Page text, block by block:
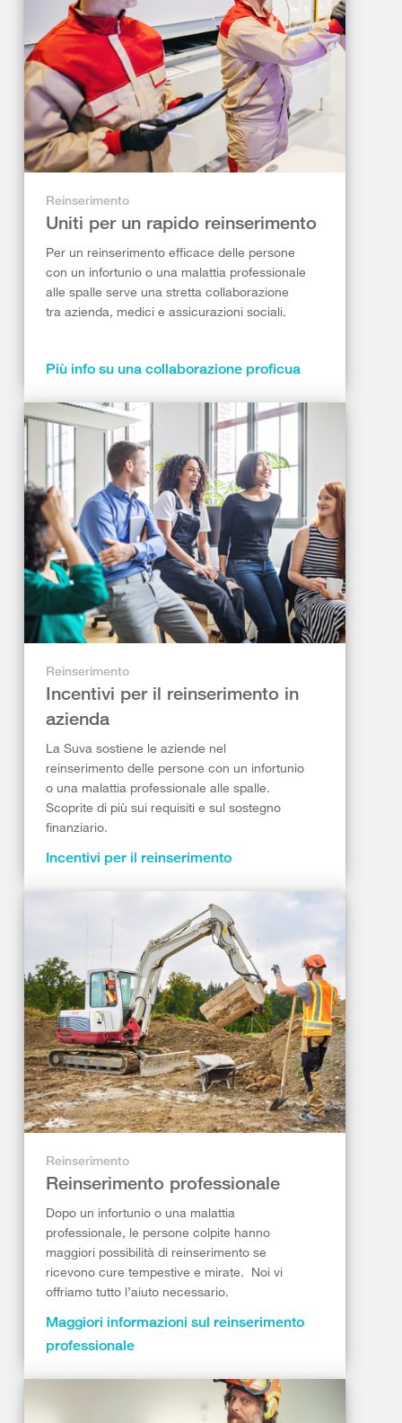
Reinserimento
Uniti per un rapido reinserimento
Per un reinserimento efficace delle persone
con un infortunio o una malattia professionale
alle spalle serve una stretta collaborazione
tra azienda, medici e assicurazioni sociali.
Più info su una collaborazione proficua
Reinserimento
Incentivi per il reinserimento in
azienda
La Suva sostiene le aziende nel
reinserimento delle persone con un infortunio
o una malattia professionale alle spalle.
Scoprite di più sui requisiti e sul sostegno
finanziario.
Incentivi per il reinserimento
Reinserimento
Reinserimento professionale
Dopo un infortunio o una malattia
professionale, le persone colpite hanno
maggiori possibilità di reinserimento se
ricevono cure tempestive e mirate. ​ Noi vi
offriamo tutto l’aiuto necessario.
Maggiori informazioni sul reinserimento
professionale